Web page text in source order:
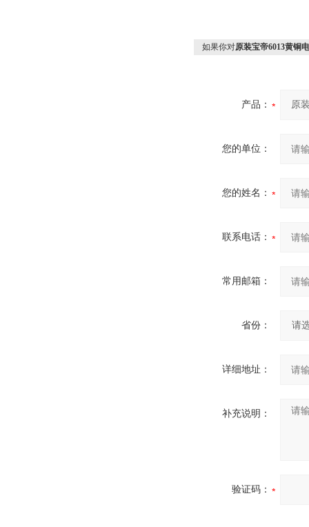
如果你对原装宝帝6013黄铜
产品：
您的单位：
您的姓名：
联系电话：
常用邮箱：
省份：
详细地址：
补充说明：
验证码：